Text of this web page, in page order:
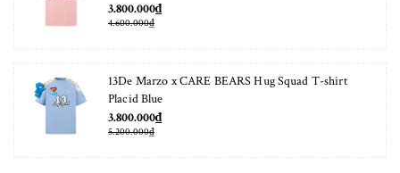
3.800.000₫
4.600.000₫
13De Marzo x CARE BEARS Hug Squad T-shirt
Placid Blue
3.800.000₫
5.200.000₫